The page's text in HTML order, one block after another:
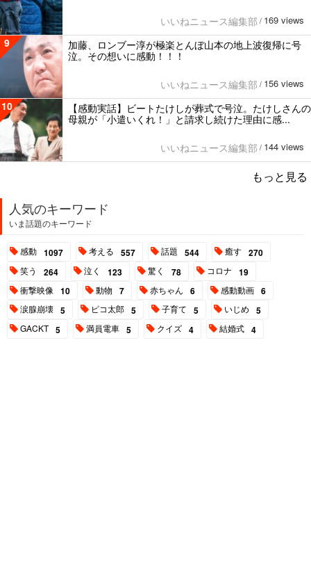
いいねニュース編集部 / 169 views
9
加藤、ロンブー淳が極楽とんぼ山本の地上波復帰に号
泣。その想いに感動！！！
いいねニュース編集部 / 156 views
10
【感動実話】ビートたけしが葬式で号泣。たけしさんの
母親が「小遣いくれ！」と請求し続けた理由に感...
いいねニュース編集部 / 144 views
もっと見る
人気のキーワード
いま話題のキーワード
感動 1097 考える 557 話題 544 癒す 270
笑う 264 泣く 123 驚く 78 コロナ 19
衝撃映像 10 動物 7 赤ちゃん 6 感動動画 6
涙腺崩壊 5 ピコ太郎 5 子育て 5 いじめ 5
GACKT 5 満員電車 5 クイズ 4 結婚式 4